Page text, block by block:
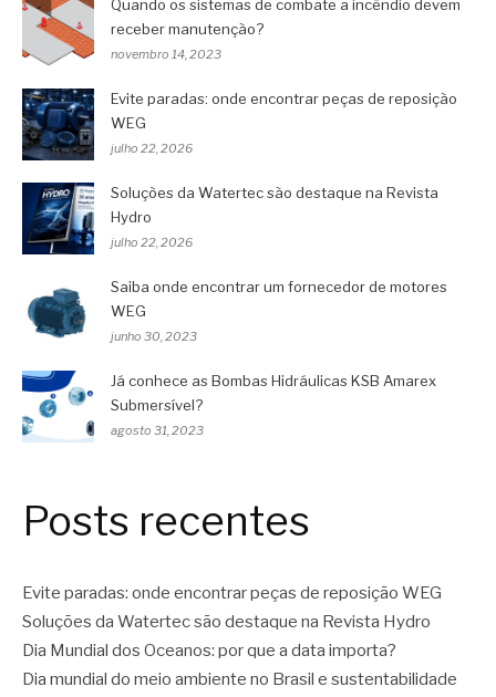
Quando os sistemas de combate a incêndio devem
receber manutenção?
novembro 14, 2023
Evite paradas: onde encontrar peças de reposição
WEG
julho 22, 2026
Soluções da Watertec são destaque na Revista
Hydro
julho 22, 2026
Saiba onde encontrar um fornecedor de motores
WEG
junho 30, 2023
Já conhece as Bombas Hidráulicas KSB Amarex
Submersível?
agosto 31, 2023
Posts recentes
Evite paradas: onde encontrar peças de reposição WEG
Soluções da Watertec são destaque na Revista Hydro
Dia Mundial dos Oceanos: por que a data importa?
Dia mundial do meio ambiente no Brasil e sustentabilidade